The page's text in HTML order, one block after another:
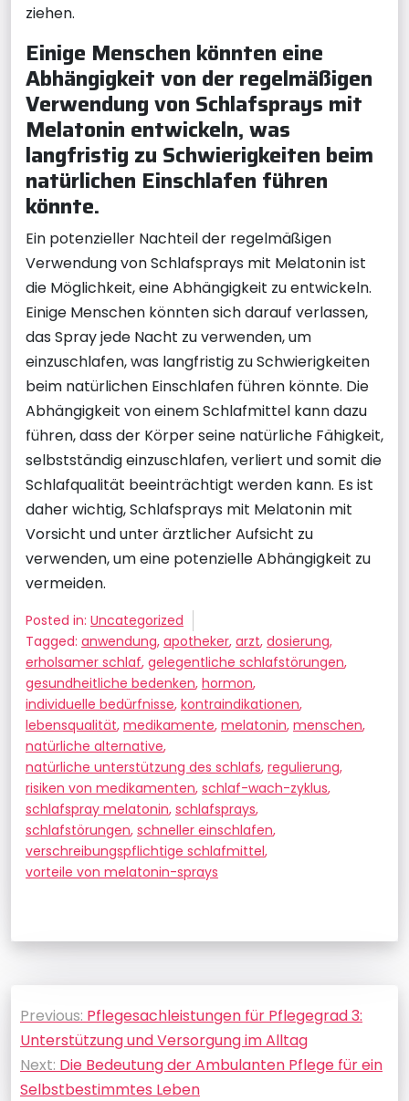
ziehen.
Einige Menschen könnten eine
Abhängigkeit von der regelmäßigen
Verwendung von Schlafsprays mit
Melatonin entwickeln, was
langfristig zu Schwierigkeiten beim
natürlichen Einschlafen führen
könnte.
Ein potenzieller Nachteil der regelmäßigen
Verwendung von Schlafsprays mit Melatonin ist
die Möglichkeit, eine Abhängigkeit zu entwickeln.
Einige Menschen könnten sich darauf verlassen,
das Spray jede Nacht zu verwenden, um
einzuschlafen, was langfristig zu Schwierigkeiten
beim natürlichen Einschlafen führen könnte. Die
Abhängigkeit von einem Schlafmittel kann dazu
führen, dass der Körper seine natürliche Fähigkeit,
selbstständig einzuschlafen, verliert und somit die
Schlafqualität beeinträchtigt werden kann. Es ist
daher wichtig, Schlafsprays mit Melatonin mit
Vorsicht und unter ärztlicher Aufsicht zu
verwenden, um eine potenzielle Abhängigkeit zu
vermeiden.
Posted in: Uncategorized
Tagged: anwendung, apotheker, arzt, dosierung,
erholsamer schlaf, gelegentliche schlafstörungen,
gesundheitliche bedenken, hormon,
individuelle bedürfnisse, kontraindikationen,
lebensqualität, medikamente, melatonin, menschen,
natürliche alternative,
natürliche unterstützung des schlafs, regulierung,
risiken von medikamenten, schlaf-wach-zyklus,
schlafspray melatonin, schlafsprays,
schlafstörungen, schneller einschlafen,
verschreibungspflichtige schlafmittel,
vorteile von melatonin-sprays
Beitragsnavigation
Previous: Pflegesachleistungen für Pflegegrad 3:
Unterstützung und Versorgung im Alltag
Next: Die Bedeutung der Ambulanten Pflege für ein
Selbstbestimmtes Leben